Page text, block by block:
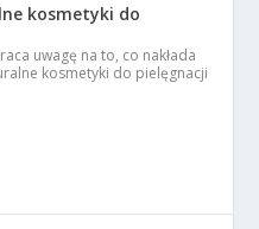
kosmetyki do
uwagę na to, co nakłada
kosmetyki do pielęgnacji